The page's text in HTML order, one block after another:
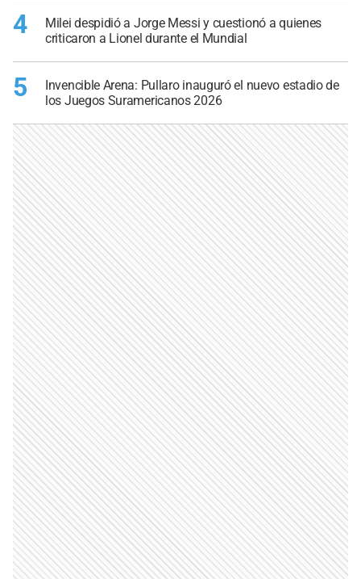
4
Milei despidió a Jorge Messi y cuestionó a quienes
criticaron a Lionel durante el Mundial
5
Invencible Arena: Pullaro inauguró el nuevo estadio de
los Juegos Suramericanos 2026